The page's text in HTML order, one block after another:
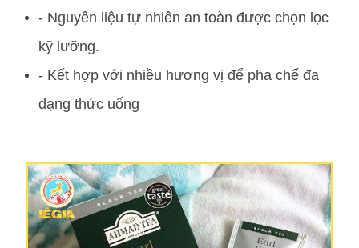
- Nguyên liệu tự nhiên an toàn được chọn lọc
kỹ lưỡng.
- Kết hợp với nhiều hương vị để pha chế đa
dạng thức uống